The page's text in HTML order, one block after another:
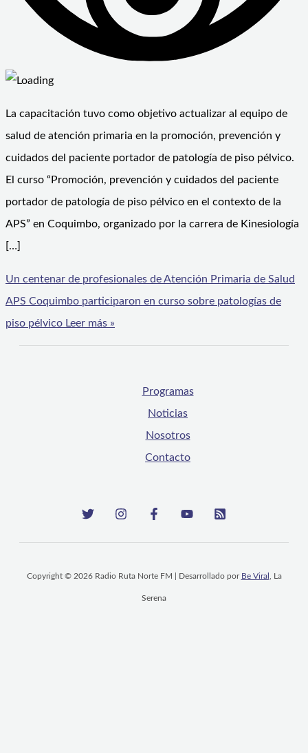
La capacitación tuvo como objetivo actualizar al equipo de
salud de atención primaria en la promoción, prevención y
cuidados del paciente portador de patología de piso pélvico.
El curso “Promoción, prevención y cuidados del paciente
portador de patología de piso pélvico en el contexto de la
APS” en Coquimbo, organizado por la carrera de Kinesiología
[…]
Un centenar de profesionales de Atención Primaria de Salud
APS Coquimbo participaron en curso sobre patologías de
piso pélvico Leer más »
Programas
Noticias
Nosotros
Contacto
Copyright © 2026 Radio Ruta Norte FM | Desarrollado por Be Viral , La
Serena